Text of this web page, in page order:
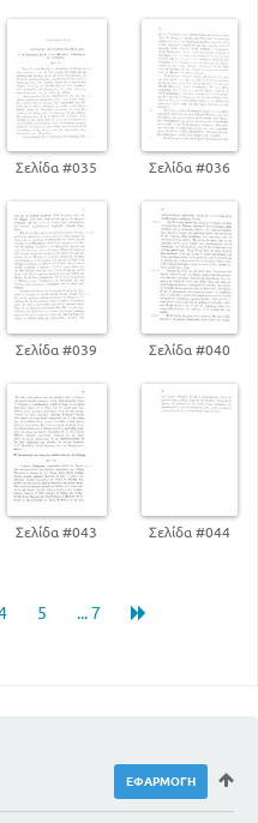
Σελίδα #035 Σελίδα #036
Σελίδα #039 Σελίδα #040
Σελίδα #043 Σελίδα #044
5 ... 7